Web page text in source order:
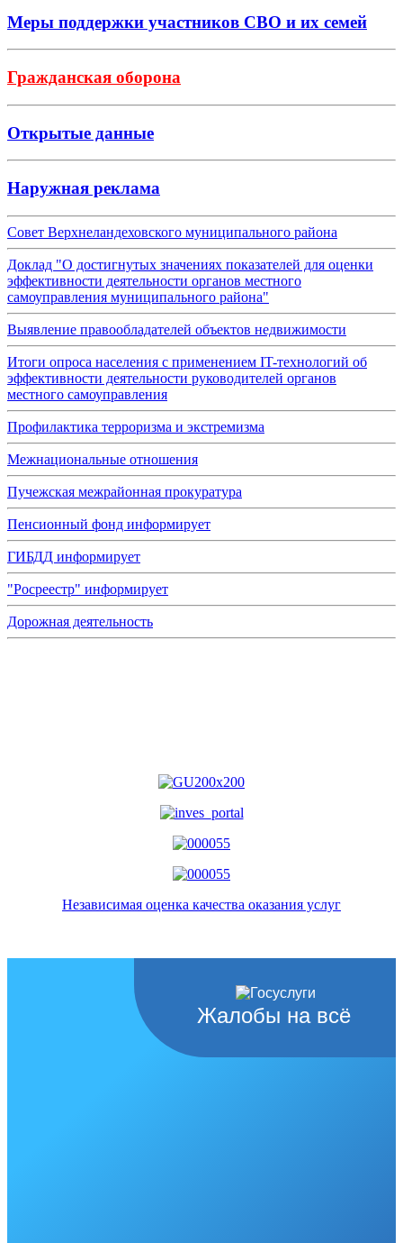
Меры поддержки участников СВО и их семей
Гражданская оборона
Открытые данные
Наружная реклама
Совет Верхнеландеховского муниципального района
Доклад "О достигнутых значениях показателей для оценки
эффективности деятельности органов местного
самоуправления муниципального района"
Выявление правообладателей объектов недвижимости
Итоги опроса населения с применением IT-технологий об
эффективности деятельности руководителей органов
местного самоуправления
Профилактика терроризма и экстремизма
Межнациональные отношения
Пучежская межрайонная прокуратура
Пенсионный фонд информирует
ГИБДД информирует
"Росреестр" информирует
Дорожная деятельность
Независимая оценка качества оказания услуг
Жалобы на всё